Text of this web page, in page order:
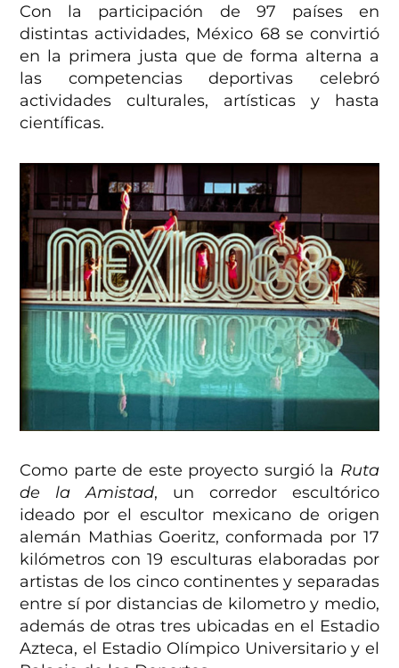
Con la participación de 97 países en
distintas actividades, México 68 se convirtió
en la primera justa que de forma alterna a
las competencias deportivas celebró
actividades culturales, artísticas y hasta
científicas.
Como parte de este proyecto surgió la Ruta
de la Amistad, un corredor escultórico
ideado por el escultor mexicano de origen
alemán Mathias Goeritz, conformada por 17
kilómetros con 19 esculturas elaboradas por
artistas de los cinco continentes y separadas
entre sí por distancias de kilometro y medio,
además de otras tres ubicadas en el Estadio
Azteca, el Estadio Olímpico Universitario y el